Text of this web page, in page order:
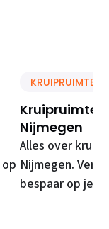
KRUIPRUIMTE
Kruipruimte
Nijmegen
Alles over
Nijmegen.
bespaar op je